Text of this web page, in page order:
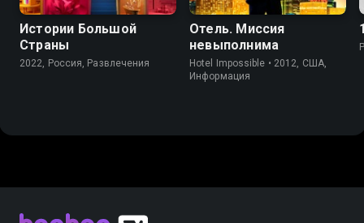
Истории Большой
Страны
2022, Россия, Развлечения
Отель. Миссия
невыполнима
Hotel Impossible • 2012, США,
Информация